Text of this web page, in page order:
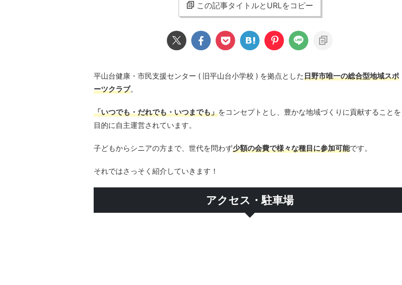
この記事タイトルとURLをコピー
平山台健康・市民支援センター ( 旧平山台小学校 ) を拠点とした日野市唯一の総合型地域スポ
ーツクラブ。
「いつでも・だれでも・いつまでも」をコンセプトとし、豊かな地域づくりに貢献することを
目的に自主運営されています。
子どもからシニアの方まで、世代を問わず少額の会費で様々な種目に参加可能です。
それではさっそく紹介していきます！
アクセス・駐車場